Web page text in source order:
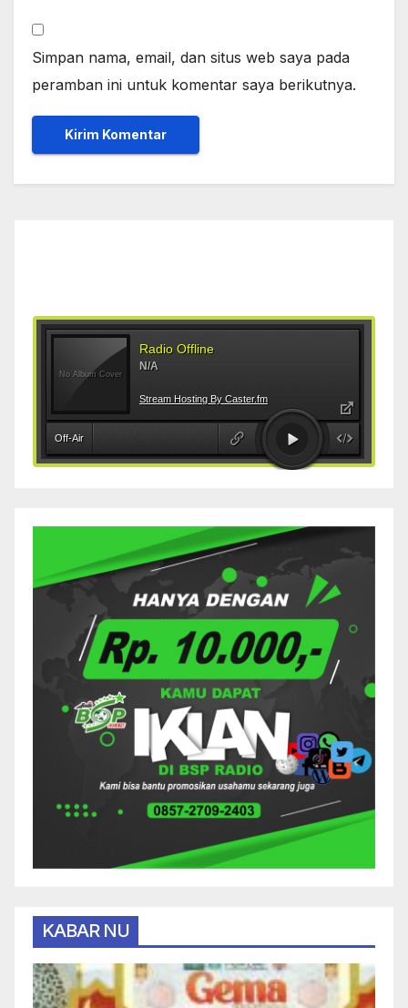
Simpan nama, email, dan situs web saya pada
peramban ini untuk komentar saya berikutnya.
KABAR NU